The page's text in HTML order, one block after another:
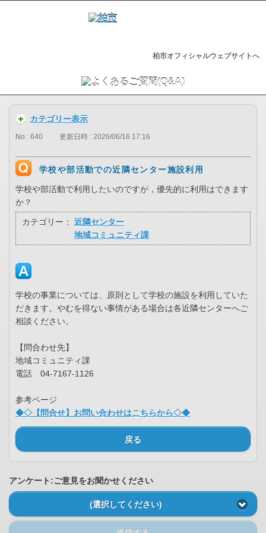
柏市オフィシャルウェブサイトへ
カテゴリー表示
No : 640 更新日時 : 2026/06/16 17:16
学校や部活動での近隣センター施設利用
学校や部活動で利用したいのですが，優先的に利用はできます
か？
カテゴリー：
近隣センター
地域コミュニティ課
学校の事業については、原則として学校の施設を利用していた
だきます。やむを得ない事情がある場合は各近隣センターへご
相談ください。
【問合わせ先】
地域コミュニティ課
電話 04-7167-1126
参考ページ
◆◇【問合せ】お問い合わせはこちらから◇◆
戻る
アンケート:ご意見をお聞かせください
(選択してください)